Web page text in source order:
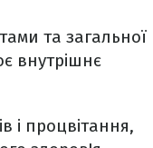
та загальної
внутрішнє
і процвітання,